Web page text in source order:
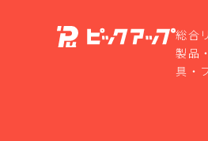
総合
製品
具・